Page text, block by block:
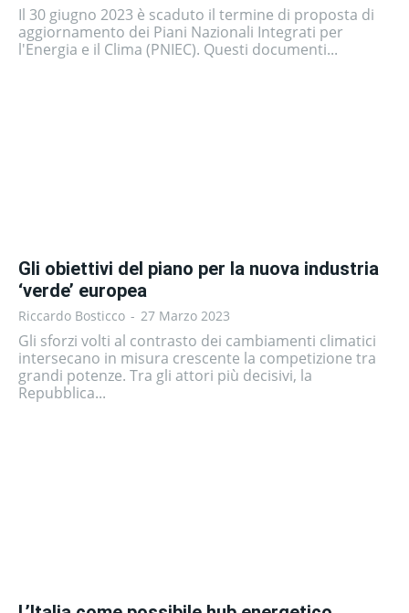
Il 30 giugno 2023 è scaduto il termine di proposta di
aggiornamento dei Piani Nazionali Integrati per
l'Energia e il Clima (PNIEC). Questi documenti...
Gli obiettivi del piano per la nuova industria
‘verde’ europea
Riccardo Bosticco - 27 Marzo 2023
Gli sforzi volti al contrasto dei cambiamenti climatici
intersecano in misura crescente la competizione tra
grandi potenze. Tra gli attori più decisivi, la
Repubblica...